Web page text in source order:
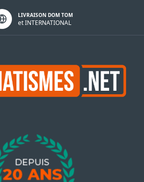
LIVRAISON DOM TOM
et INTERNATIONAL